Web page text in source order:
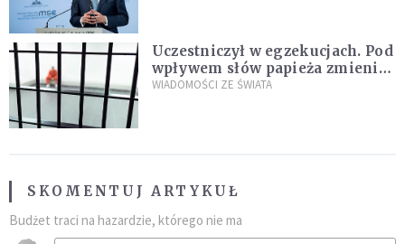
Uczestniczył w egzekucjach. Pod
wpływem słów papieża zmienił
zdanie
WIADOMOŚCI ZE ŚWIATA
SKOMENTUJ ARTYKUŁ
Budżet traci na hazardzie, którego nie ma